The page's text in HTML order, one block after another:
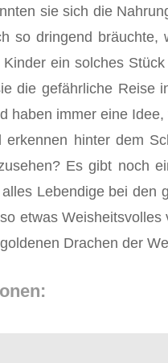
sie sich die
so dringend
ein solches
die gefährliche Reise
haben immer eine
hinter dem
Es gibt noch
Lebendige bei
etwas
Drachen der